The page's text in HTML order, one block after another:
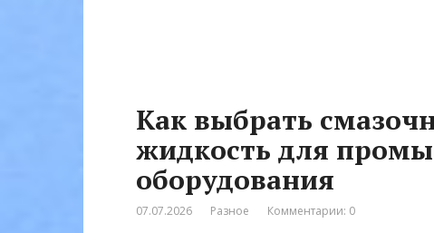
Как выбрать
жидкость для
оборудования
07.07.2026 Разное Комментарии: 0